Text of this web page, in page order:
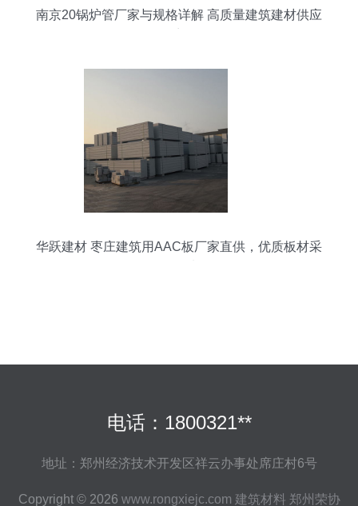
南京20锅炉管厂家与规格详解 高质量建筑建材供应
华跃建材 枣庄建筑用AAC板厂家直供，优质板材采
电话：1800321**
地址：郑州经济技术开发区祥云办事处席庄村6号
Copyright © 2026 www.rongxiejc.com 建筑材料 郑州荣协